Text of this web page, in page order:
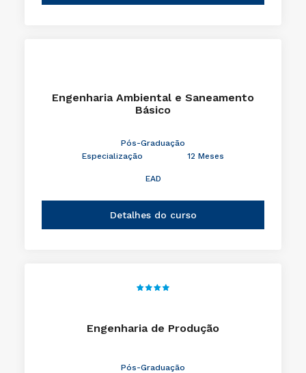
Engenharia Ambiental e Saneamento
Básico
Pós-Graduação
Especialização
12 Meses
EAD
Detalhes do curso
Engenharia de Produção
Pós-Graduação